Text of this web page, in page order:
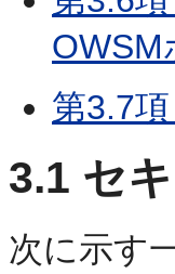
OWSM
第3.7
3.1 セ
次に示す